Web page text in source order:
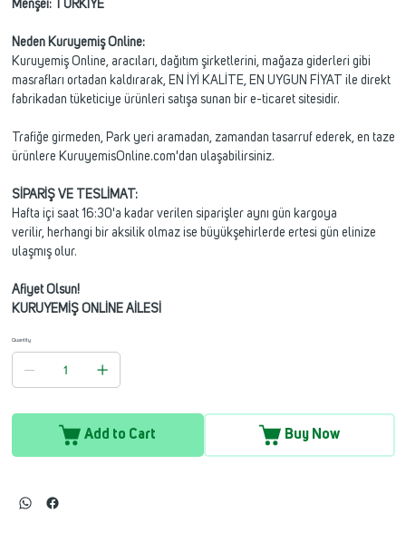
Menşei: TÜRKİYE
Neden Kuruyemiş Online:
Kuruyemiş Online, aracıları, dağıtım şirketlerini, mağaza giderleri gibi
masrafları ortadan kaldırarak, EN İYİ KALİTE, EN UYGUN FİYAT ile direkt
fabrikadan tüketiciye ürünleri satışa sunan bir e-ticaret sitesidir.
Trafiğe girmeden, Park yeri aramadan, zamandan tasarruf ederek, en taze
ürünlere KuruyemisOnline.com'dan ulaşabilirsiniz.
SİPARİŞ VE TESLİMAT:
Hafta içi saat 16:30'a kadar verilen siparişler aynı gün kargoya
verilir, herhangi bir aksilik olmaz ise büyükşehirlerde ertesi gün elinize
ulaşmış olur.
Afiyet Olsun!
KURUYEMİŞ ONLİNE AİLESİ
Quantity
Add to Cart Buy Now